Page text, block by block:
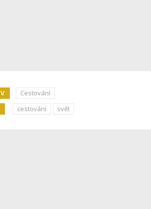
Cestování
cestování svět